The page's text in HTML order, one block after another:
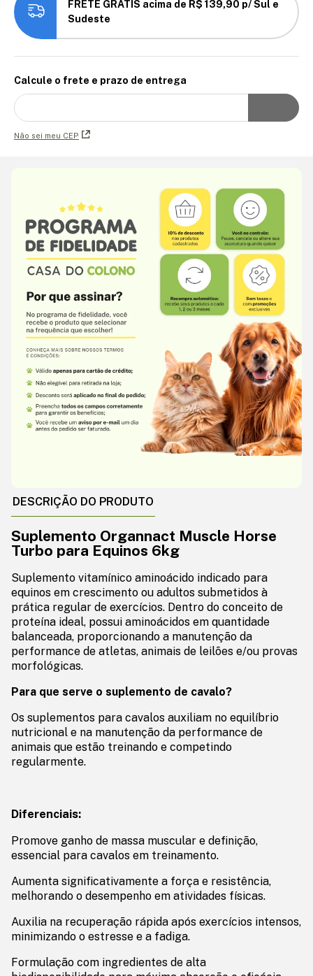
FRETE GRÁTIS acima de R$ 139,90 p/ Sul e
Sudeste
Calcule o frete e prazo de entrega
Não sei meu CEP
DESCRIÇÃO DO PRODUTO
Suplemento Organnact Muscle Horse
Turbo para Equinos 6kg
Suplemento vitamínico aminoácido indicado para
equinos em crescimento ou adultos submetidos à
prática regular de exercícios. Dentro do conceito de
proteína ideal, possui aminoácidos em quantidade
balanceada, proporcionando a manutenção da
performance de atletas, animais de leilões e/ou provas
morfológicas.
Para que serve o suplemento de cavalo?
Os suplementos para cavalos auxiliam no equilíbrio
nutricional e na manutenção da performance de
animais que estão treinando e competindo
regularmente.
Diferenciais:
Promove ganho de massa muscular e definição,
essencial para cavalos em treinamento.
Aumenta significativamente a força e resistência,
melhorando o desempenho em atividades físicas.
Auxilia na recuperação rápida após exercícios intensos,
minimizando o estresse e a fadiga.
Formulação com ingredientes de alta